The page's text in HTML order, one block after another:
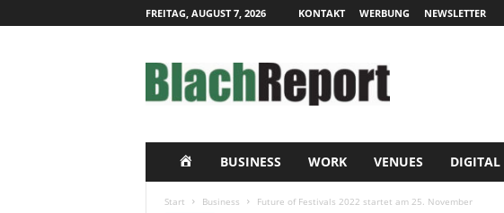
FREITAG, AUGUST 7, 2026 KONTAKT WERBUNG NEWSLETTER
l
c
O
BUSINESS WORK VENUES DIGITAL
Start Business Future of Festivals 2022 startet am 25. November